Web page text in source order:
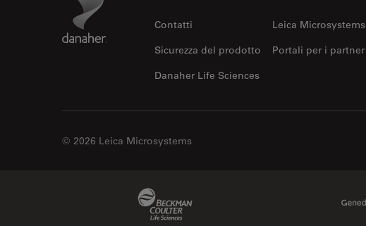
Contatti
Leica Microsystems
Sicurezza del prodotto
Portali per i partner
Danaher Life Sciences
© 2026 Leica Microsystems